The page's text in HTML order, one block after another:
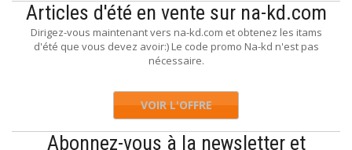
Articles d'été en vente sur na-kd.com
Dirigez-vous maintenant vers na-kd.com et obtenez les itams
d'été que vous devez avoir:) Le code promo Na-kd n'est pas
nécessaire.
VOIR L'OFFRE
Abonnez-vous à la newsletter et